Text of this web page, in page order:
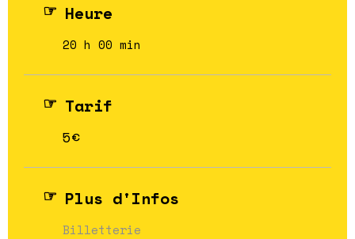
Heure
20 h 00 min
Tarif
5€
Plus d'Infos
Billetterie